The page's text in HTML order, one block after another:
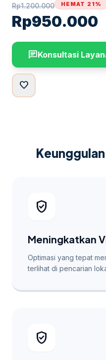
Rp1.200.000
Rp950.000
HEMAT 21%
chatKonsultasi
favorite
verified_user
Meningkatkan
Optimasi yang tepat
terlihat di pencarian
verified_user